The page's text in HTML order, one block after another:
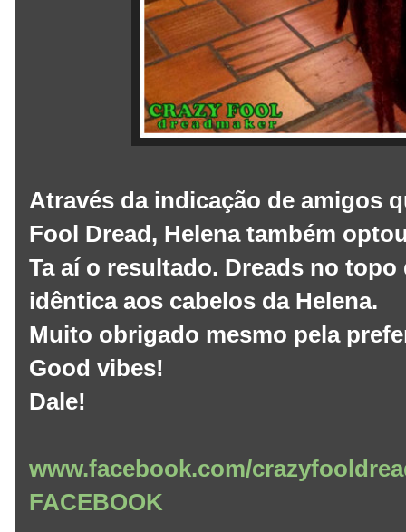
Através da indicação de amigos
Fool Dread, Helena também
Ta aí o resultado. Dreads no
idêntica aos cabelos da Helena.
Muito obrigado mesmo pela
Good vibes!
Dale!
www.facebook.com/
FACEBOOK